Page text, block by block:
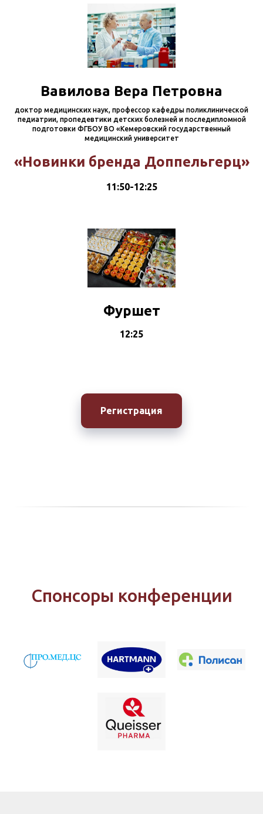
Вавилова Вера Петровна
доктор медицинских наук, профессор кафедры поликлинической
педиатрии, пропедевтики детских болезней и последипломной
подготовки ФГБОУ ВО «Кемеровский государственный
медицинский университет
«Новинки бренда Доппельгерц»
11:50-12:25
Фуршет
12:25
Регистрация
Спонсоры конференции